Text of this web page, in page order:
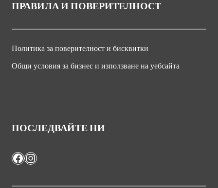
ПРАВИЛА И ПОВЕРИТЕЛНОСТ
Политика за поверителност и бисквитки
Общи условия за бизнес и използване на уебсайта
ПОСЛЕДВАЙТЕ НИ
Facebook
Instagram